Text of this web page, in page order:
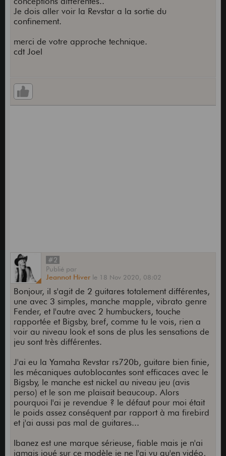
Je dois aller voir la Revstar a la sortie du
confinement.
merci de votre approche technique.
cdt Joel
#2
Publié par
Jeannot Hiver le 18 Nov 2020, 08:02
Bonjour, il s'agit de 2 guitares totalement différentes,
une avec 3 simples, manche mapple, vibrato genre
Fender, et l'autre avec 2 humbuckers, touche
rapportée et Bigsby, bref, comme tu le vois, rien a
voir au niveau look et sons de plus les sensations de
jeu sont très différentes.
J'ai eu la Yamaha Revstar rs720b, guitare bien finie,
les mécaniques autoblocantes sont efficaces avec le
Bigsby, le manche est nickel au niveau jeu (avis
perso) et le son me plaisait beaucoup. Alors
pourquoi l'ai je revendue ? le défaut pour moi était
le poids assez conséquent par rapport à ma firebird
et j'ai aussi pas mal de guitares...
Ibanez est une marque sérieuse, fiable mais je n'ai
jamais joué sur ce modèle je ne l'ai vu qu'en vidéo,